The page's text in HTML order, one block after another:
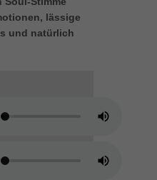
lässige
und natürlich
Funktionen und sind für
erforderlich.
anzeigen
Sie tun dies, indem sie